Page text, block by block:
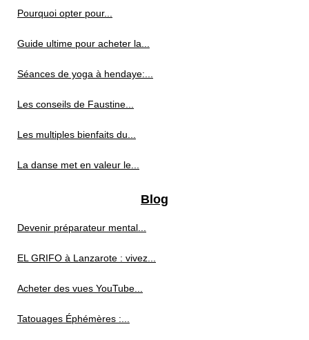
Pourquoi opter pour...
Guide ultime pour acheter la...
Séances de yoga à hendaye:...
Les conseils de Faustine...
Les multiples bienfaits du...
La danse met en valeur le...
Blog
Devenir préparateur mental...
EL GRIFO à Lanzarote : vivez...
Acheter des vues YouTube...
Tatouages Éphémères :...